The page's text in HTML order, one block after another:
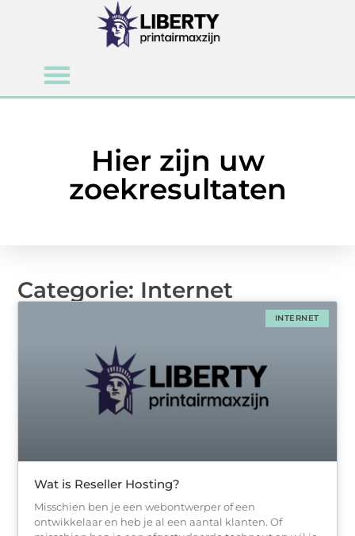
Hier zijn uw
zoekresultaten
Categorie: Internet
INTERNET
Wat is Reseller Hosting?
Misschien ben je een webontwerper of een
ontwikkelaar en heb je al een aantal klanten. Of